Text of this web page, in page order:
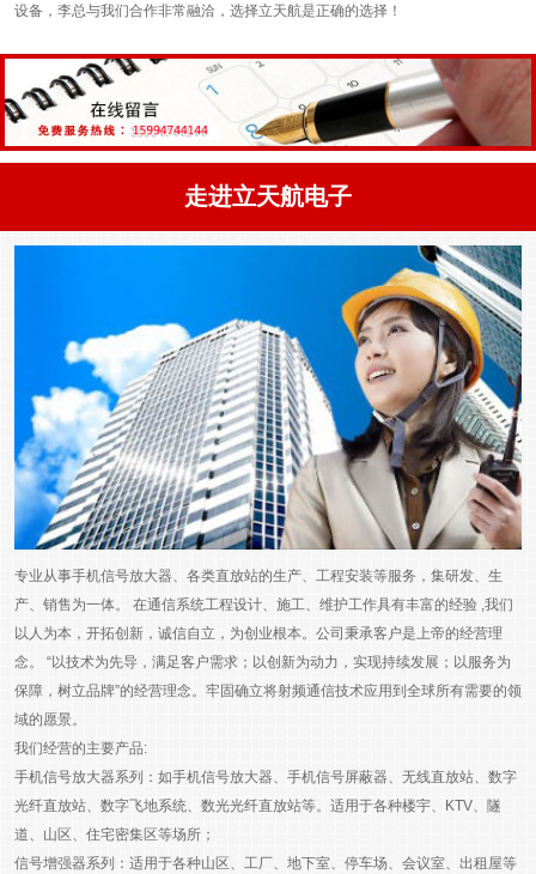
设备，李总与我们合作非常融洽，选择立天航是正确的选择！
走进立天航电子
专业从事手机信号放大器、各类直放站的生产、工程安装等服务，集研发、生
产、销售为一体。 在通信系统工程设计、施工、维护工作具有丰富的经验 ,我们
以人为本，开拓创新，诚信自立，为创业根本。公司秉承客户是上帝的经营理
念。 “以技术为先导，满足客户需求；以创新为动力，实现持续发展；以服务为
保障，树立品牌”的经营理念。牢固确立将射频通信技术应用到全球所有需要的领
域的愿景。
我们经营的主要产品:
手机信号放大器系列：如手机信号放大器、手机信号屏蔽器、无线直放站、数字
光纤直放站、数字飞地系统、数光光纤直放站等。适用于各种楼宇、KTV、隧
道、山区、住宅密集区等场所；
信号增强器系列：适用于各种山区、工厂、地下室、停车场、会议室、出租屋等